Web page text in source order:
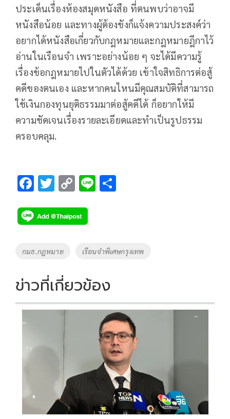
ประเด็นเรื่องห้องสมุดหนังสือ ที่ตนพบว่าอาจมี
หนังสือน้อย และทางผู้ต้องขังก็แจ้งความประสงค์ว่า
อยากได้หนังสือเกี่ยวกับกฎหมายและกฎหมายฎีกาไว้
อ่านในเรือนจำ เพราะอย่างน้อย ๆ จะได้มีความรู้
เรื่องข้อกฎหมายไปในตัวได้ด้วย เข้าใจสิทธิการต่อสู้
คดีของตนเอง และหากคนไหนมีคุณสมบัติที่สามารถ
ใช้เงินกองทุนยุติธรรมมาต่อสู้คดีได้ ก็อยากให้มี
ความชัดเจนเรื่องรายละเอียดและทำเป็นรูปธรรม
ครอบคลุม.
F
e
b
o
k
T
tt
er
C
p
y
Li
k
Li
Tags
กมธ.กฎหมาย เรือนจำพิเศษกรุงเทพ
ข่าวที่เกี่ยวข้อง